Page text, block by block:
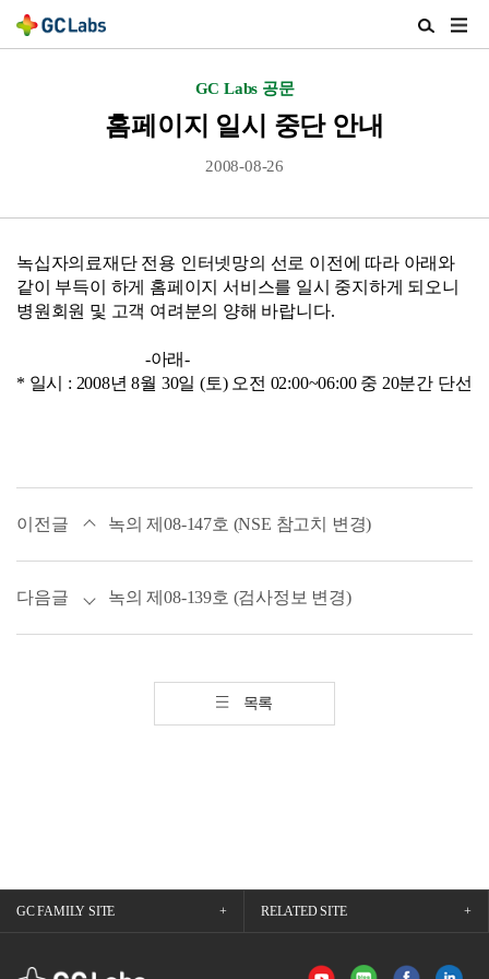
검
색
GC Labs 공문
홈페이지 일시 중단 안내
2008-08-26
녹십자의료재단 전용 인터넷망의 선로 이전에 따라 아래와
같이 부득이 하게 홈페이지 서비스를 일시 중지하게 되오니
병원회원 및 고객 여려분의 양해 바랍니다.
-아래-
* 일시 : 2008년 8월 30일 (토) 오전 02:00~06:00 중 20분간 단선
이전글 녹의 제08-147호 (NSE 참고치 변경)
다음글 녹의 제08-139호 (검사정보 변경)
목록
GC FAMILY SITE RELATED SITE